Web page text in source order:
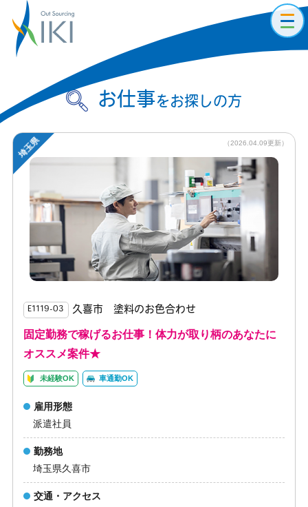
お仕事をお探しの方
E1119-03 久喜市 塗料のお色合わせ
固定勤務で稼げるお仕事！体力が取り柄のあなたに
オススメ案件★
未経験OK 車通勤OK
雇用形態
派遣社員
勤務地
埼玉県久喜市
交通・アクセス
（2026.04.09更新）
埼玉県